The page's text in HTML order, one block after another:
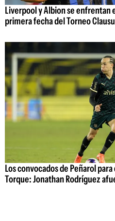
Liverpool y Albion se enfrentan
primera fecha del Torneo
Los convocados de Peñarol
Torque: Jonathan Rodríguez